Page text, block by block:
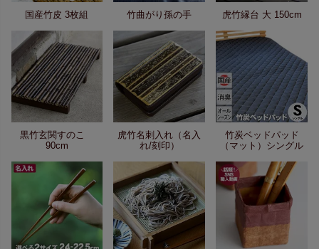
国産竹皮 3枚組 竹曲がり孫の手 虎竹縁台 大 150cm
黒竹玄関すのこ
90cm
虎竹名刺入れ（名入
れ/刻印）
竹炭ベッドパッド
（マット）シングル